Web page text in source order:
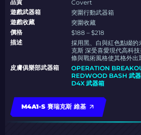
品質
Covert
遊戲武器箱
突圍行動武器箱
遊戲收藏
突圍收藏
價格
$188 – $218
描述
採用黑、白與紅色點綴
克斯 深受喜愛現代高科
條與戰術風格使其格外出
皮膚俱樂部武器箱
OPERATION
REDWOOD BASH 武
D4X 武器箱
M4A1-S 賽瑞克斯 維基